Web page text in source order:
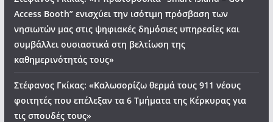
Access Booth” ενισχύει την ισότιμη πρόσβαση των
νησιωτών μας στις ψηφιακές δημόσιες υπηρεσίες και
συμβάλλει ουσιαστικά στη βελτίωση της
καθημερινότητάς τους»
Στέφανος Γκίκας: «Καλωσορίζω θερμά τους 911 νέους
φοιτητές που επέλεξαν τα 6 Τμήματα της Κέρκυρας για
τις σπουδές τους»